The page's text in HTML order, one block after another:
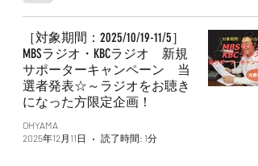
［対象期間：2025/10/19-11/5］
MBSラジオ・KBCラジオ 新規
サポーターキャンペーン 当
選者発表☆～ラジオをお聴き
になった方限定企画！
OHYAMA
2025年12月11日
読了時間: 1分